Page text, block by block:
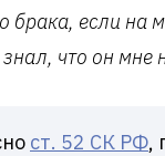
брака, если на
что он мне
ст. 52 СК РФ,